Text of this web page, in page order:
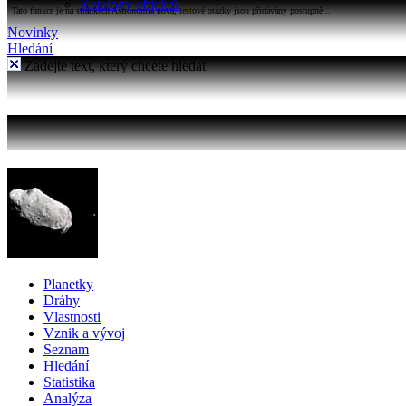
Katalogy objektů
Tato funkce je na stránkách Astronomia nová, testové otázky jsou přidávány postupně...
Novinky
Hledání
Zadejte text, který chcete hledat
Planetky
Dráhy
Vlastnosti
Vznik a vývoj
Seznam
Hledání
Statistika
Analýza